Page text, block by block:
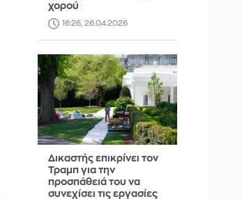
χορού
16:26, 26.04.2026
Δικαστής επικρίνει τον
Τραμπ για την
προσπάθειά του να
συνεχίσει τις εργασίες